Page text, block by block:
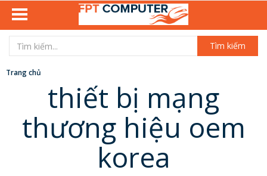
Tìm kiếm
Trang chủ
thiết bị mạng
thương hiệu oem
korea